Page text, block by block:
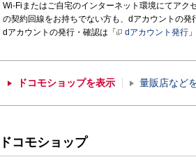
Wi-Fiまたはご自宅のインターネット環境にてアク
の契約回線をお持ちでない方も、dアカウントの発
dアカウントの発行・確認は「
dアカウント発行
ドコモショップを表示 量販店など
ドコモショップ